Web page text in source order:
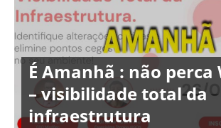
É Amanhã : não perca
– visibilidade total da
infraestrutura